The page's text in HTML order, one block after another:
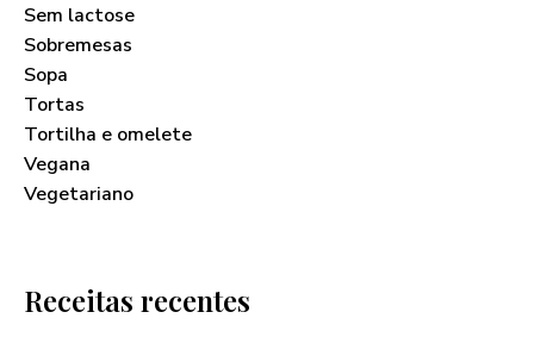
Sem lactose
Sobremesas
Sopa
Tortas
Tortilha e omelete
Vegana
Vegetariano
Receitas recentes